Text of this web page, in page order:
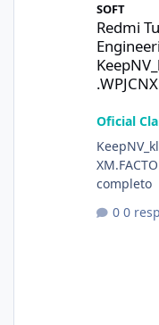
SOFT
Redmi
Oficial
completo
0